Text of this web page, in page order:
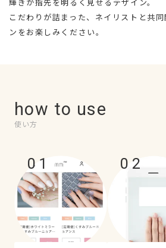
こだわりが詰まった、ネイリストと共
ンをお楽しみください。
how to use
使い方
01 02